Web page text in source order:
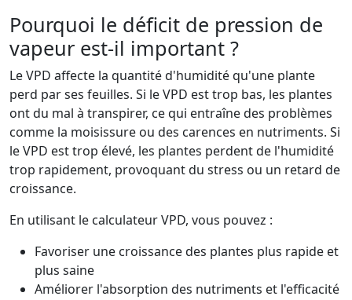
Pourquoi le déficit de pression de
vapeur est-il important ?
Le VPD affecte la quantité d'humidité qu'une plante
perd par ses feuilles. Si le VPD est trop bas, les plantes
ont du mal à transpirer, ce qui entraîne des problèmes
comme la moisissure ou des carences en nutriments. Si
le VPD est trop élevé, les plantes perdent de l'humidité
trop rapidement, provoquant du stress ou un retard de
croissance.
En utilisant le calculateur VPD, vous pouvez :
Favoriser une croissance des plantes plus rapide et
plus saine
Améliorer l'absorption des nutriments et l'efficacité